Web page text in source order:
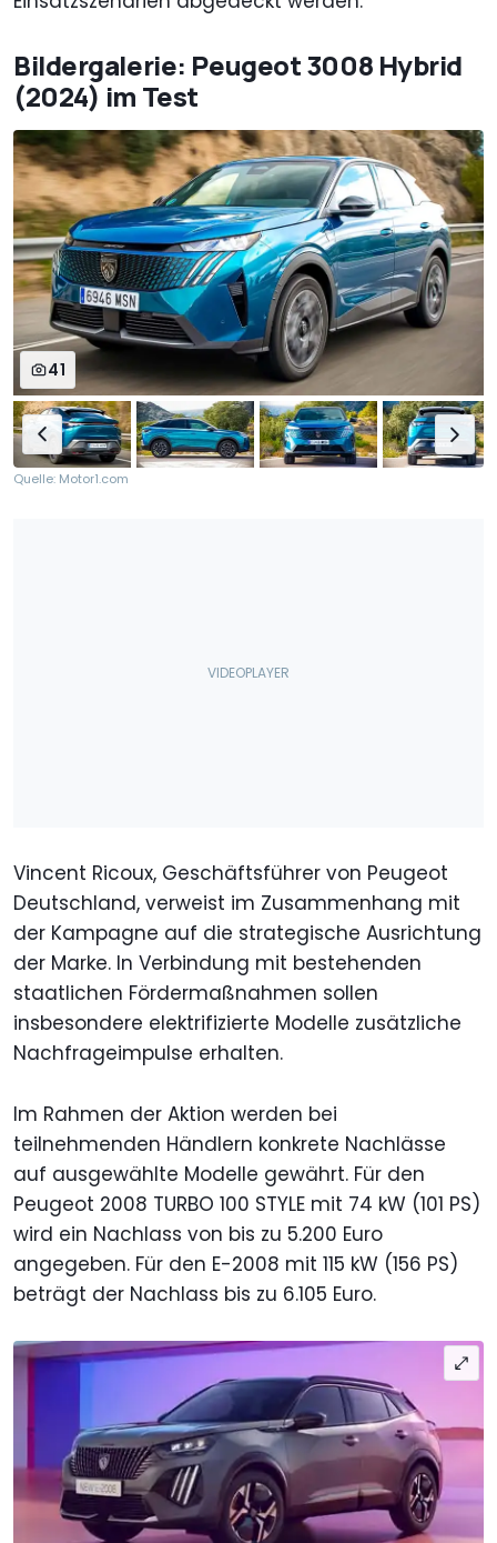
Bildergalerie: Peugeot 3008 Hybrid
(2024) im Test
41
Quelle: Motor1.com
Vincent Ricoux, Geschäftsführer von Peugeot
Deutschland, verweist im Zusammenhang mit
der Kampagne auf die strategische Ausrichtung
der Marke. In Verbindung mit bestehenden
staatlichen Fördermaßnahmen sollen
insbesondere elektrifizierte Modelle zusätzliche
Nachfrageimpulse erhalten.
Im Rahmen der Aktion werden bei
teilnehmenden Händlern konkrete Nachlässe
auf ausgewählte Modelle gewährt. Für den
Peugeot 2008 TURBO 100 STYLE mit 74 kW (101 PS)
wird ein Nachlass von bis zu 5.200 Euro
angegeben. Für den E-2008 mit 115 kW (156 PS)
beträgt der Nachlass bis zu 6.105 Euro.